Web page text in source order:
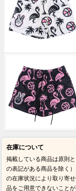
在庫について
掲載している商品は原則
の表記がある商品を除く
の在庫状況により取り寄
品をご用意できないこと